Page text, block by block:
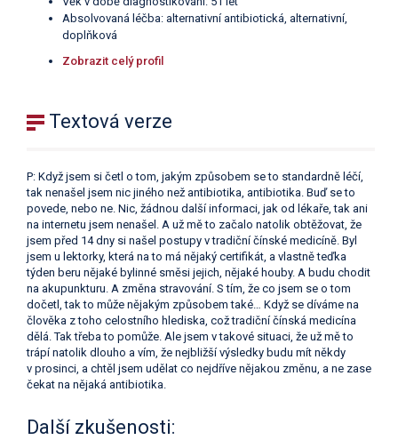
Absolvovaná léčba: alternativní antibiotická, alternativní,
doplňková
Zobrazit celý profil
Textová verze
P: Když jsem si četl o tom, jakým způsobem se to standardně léčí,
tak nenašel jsem nic jiného než antibiotika, antibiotika. Buď se to
povede, nebo ne. Nic, žádnou další informaci, jak od lékaře, tak ani
na internetu jsem nenašel. A už mě to začalo natolik obtěžovat, že
jsem před 14 dny si našel postupy v tradiční čínské medicíně. Byl
jsem u lektorky, která na to má nějaký certifikát, a vlastně teďka
týden beru nějaké bylinné směsi jejich, nějaké houby. A budu chodit
na akupunkturu. A změna stravování. S tím, že co jsem se o tom
dočetl, tak to může nějakým způsobem také… Když se díváme na
člověka z toho celostního hlediska, což tradiční čínská medicína
dělá. Tak třeba to pomůže. Ale jsem v takové situaci, že už mě to
trápí natolik dlouho a vím, že nejbližší výsledky budu mít někdy
v prosinci, a chtěl jsem udělat co nejdříve nějakou změnu, a ne zase
čekat na nějaká antibiotika.
Další zkušenosti: